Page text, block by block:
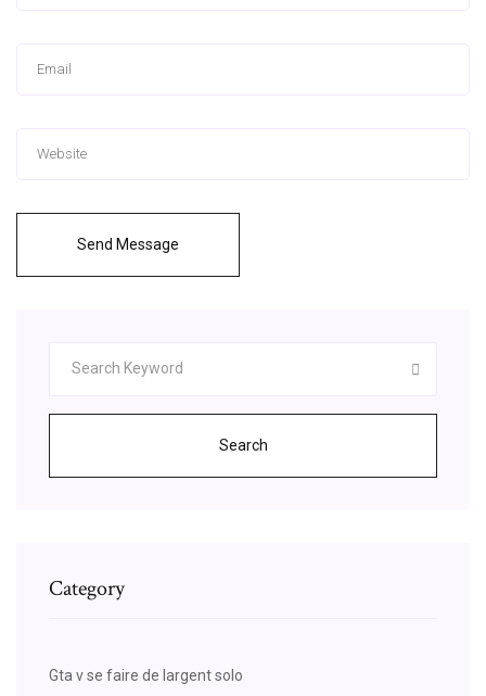
Send Message
Search
Category
Gta v se faire de largent solo